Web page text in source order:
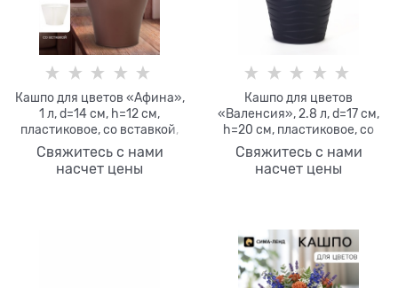
Кашпо для цветов «Афина»,
1 л, d=14 см, h=12 см,
пластиковое, со вставкой,
Свяжитесь с нами
насчет цены
Кашпо для цветов
«Валенсия», 2.8 л, d=17 см,
h=20 см, пластиковое, со
вставкой, цвет антрацит
Свяжитесь с нами
насчет цены